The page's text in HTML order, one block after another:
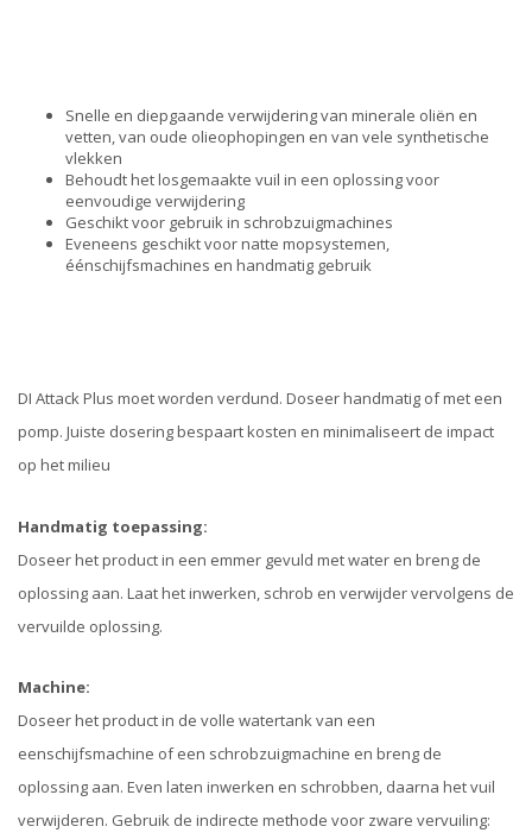
Snelle en diepgaande verwijdering van minerale oliën en
vetten, van oude olieophopingen en van vele synthetische
vlekken
Behoudt het losgemaakte vuil in een oplossing voor
eenvoudige verwijdering
Geschikt voor gebruik in schrobzuigmachines
Eveneens geschikt voor natte mopsystemen,
éénschijfsmachines en handmatig gebruik
DI Attack Plus moet worden verdund. Doseer handmatig of met een
pomp. Juiste dosering bespaart kosten en minimaliseert de impact
op het milieu
Handmatig toepassing:
Doseer het product in een emmer gevuld met water en breng de
oplossing aan. Laat het inwerken, schrob en verwijder vervolgens de
vervuilde oplossing.
Machine:
Doseer het product in de volle watertank van een
eenschijfsmachine of een schrobzuigmachine en breng de
oplossing aan. Even laten inwerken en schrobben, daarna het vuil
verwijderen. Gebruik de indirecte methode voor zware vervuiling: